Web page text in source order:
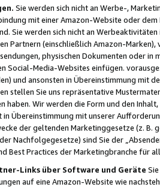
Sie werden sich nicht an Werbe-,
mit einer Amazon-Website oder
Sie werden sich nicht an
Partnern (einschließlich Amazon-
physischen Dokumenten oder in
Social-Media-Websites einfügen.
und ansonsten in Übereinstimmung mit
stellen Sie uns repräsentative
haben. Wir werden die Form und den
Übereinstimmung mit unserer
der geltenden Marketinggesetze (z. B.
Nachfolgegesetze) sind Sie der
Best Practices der Marketingbranche für
Links über Software und Geräte
auf eine Amazon-Website wie